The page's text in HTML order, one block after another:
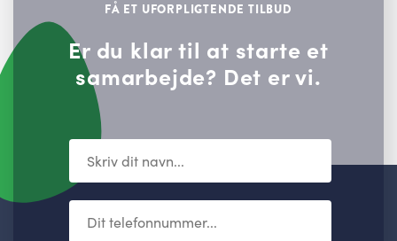
FÅ ET UFORPLIGTENDE TILBUD
Er du klar til at starte et
samarbejde? Det er vi.